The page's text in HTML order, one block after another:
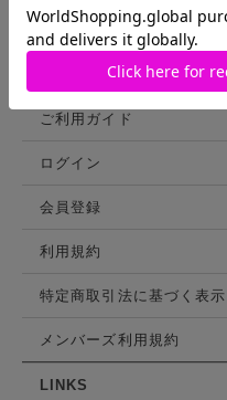
ショップブログ
ご利用ガイド
ログイン
会員登録
利用規約
特定商取引法に基づく表示
メンバーズ利用規約
LINKS